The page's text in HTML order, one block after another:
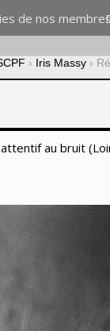
de nos
› Iris Massy ›
au bruit